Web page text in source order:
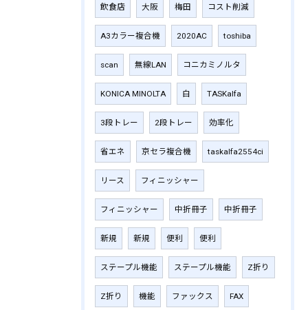
飲食店 大阪 梅田 コスト削減
A3カラー複合機 2020AC toshiba
scan 無線LAN コニカミノルタ
KONICA MINOLTA 白 TASKalfa
3段トレー 2段トレー 効率化
省エネ 京セラ複合機 taskalfa2554ci
リース フィニッシャー
フィニッシャー 中折冊子 中折冊子
新規 新規 便利 便利
ステープル機能 ステープル機能 Z折り
Z折り 機能 ファックス FAX